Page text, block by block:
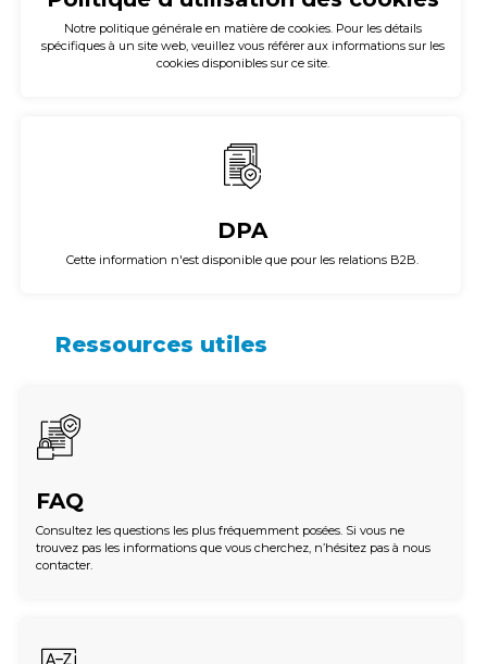
Notre politique générale en matière de cookies. Pour les détails
spécifiques à un site web, veuillez vous référer aux informations sur les
cookies disponibles sur ce site.
DPA
Cette information n'est disponible que pour les relations B2B.
Ressources utiles
FAQ
Consultez les questions les plus fréquemment posées. Si vous ne
trouvez pas les informations que vous cherchez, n’hésitez pas à nous
contacter.